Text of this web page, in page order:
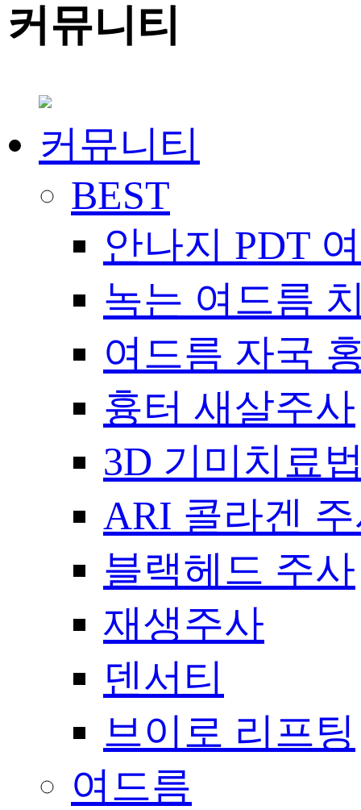
커뮤니티
커뮤니티
BEST
안나지 PDT
녹는 여드름
여드름 자국
흉터 새살주사
3D 기미치료
ARI 콜라겐
블랙헤드 주사
재생주사
덴서티
브이로 리프팅
여드름